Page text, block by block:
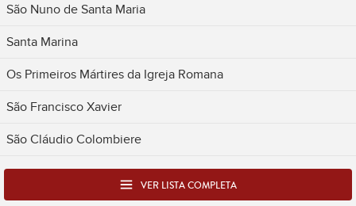
São Nuno de Santa Maria
Santa Marina
Os Primeiros Mártires da Igreja Romana
São Francisco Xavier
São Cláudio Colombiere
VER LISTA COMPLETA